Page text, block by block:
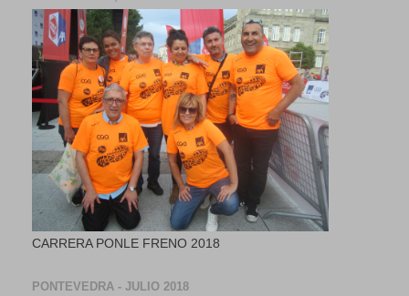
CARRERA PONLE FRENO 2018
PONTEVEDRA - JULIO 2018